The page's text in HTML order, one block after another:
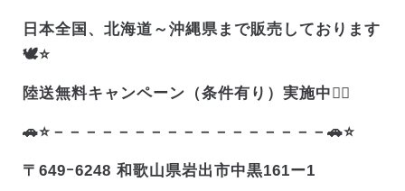
日本全国、北海道～沖縄県まで販売しております
🕊️⭐
陸送無料キャンペーン（条件有り）実施中❤️‍🔥
🚗⭐－－－－－－－－－－－－－－－－－🚗⭐
〒649ｰ6248 和歌山県岩出市中黒161ー1